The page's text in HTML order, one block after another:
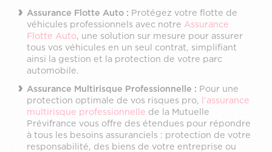
Assurance Flotte Auto : Protégez votre flotte de
véhicules professionnels avec notre Assurance
Flotte Auto, une solution sur mesure pour assurer
tous vos véhicules en un seul contrat, simplifiant
ainsi la gestion et la protection de votre parc
automobile.
Assurance Multirisque Professionnelle : Pour une
protection optimale de vos risques pro,
l’assurance
multirisque professionnelle de la Mutuelle
Prévifrance vous offre des étendues pour répondre
à tous les besoins assuranciels : protection de votre
responsabilité, des biens de votre entreprise ou